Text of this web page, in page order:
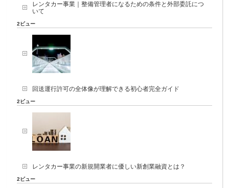
レンタカー事業｜整備管理者になるための条件と外部委託につ
いて
2ビュー
回送運行許可の全体像が理解できる初心者完全ガイド
2ビュー
レンタカー事業の新規開業者に優しい新創業融資とは？
2ビュー